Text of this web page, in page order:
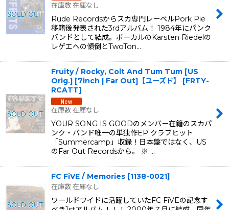
在庫数 在庫なし
Rude Recordsからスカ専門レーベルPork Pie
移籍後発表された3rdアルバム！ 1984年にパンク
バンドとして結成。ボーカルのKarsten Riedelの
レゲエへの傾倒とTwoTon…
Fruity / Rocky, Colt And Tum Tum [US
Orig.] [7inch | Far Out]【ユーズド】
[FRTY-
RCATT]
在庫数 在庫なし
YOUR SONG IS GOODのメンバー在籍のスカパ
ンク・バンド唯一の単独作EP クラブヒット
「Summercamp」収録！日本盤ではなく、US
のFar Out Recordsから。 ※ …
FC FiVE / Memories [1138-0021]
在庫数 在庫なし
ワールドワイドに活躍していたFC FiVEの記念す